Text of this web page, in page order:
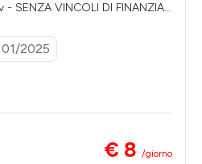
SENZA VINCOLI DI FINANZIA
01/2025
€ 8 /giorno